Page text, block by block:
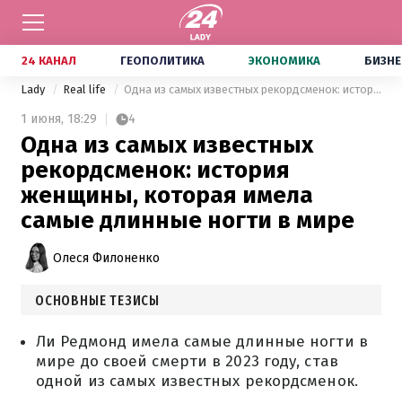
24 КАНАЛ ГЕОПОЛИТИКА ЭКОНОМИКА
Lady Real life Одна из самых известных рекордсменок: история женщины, которая имела самые длинные ногти в мире
1 июня, 18:29 4
Одна из самых известных
рекордсменок: история
женщины, которая имела
самые длинные ногти в мире
Олеся Филоненко
ОСНОВНЫЕ ТЕЗИСЫ
Ли Редмонд имела самые длинные ногти в
мире до своей смерти в 2023 году, став
одной из самых известных рекордсменок.